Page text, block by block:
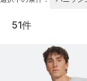
51件